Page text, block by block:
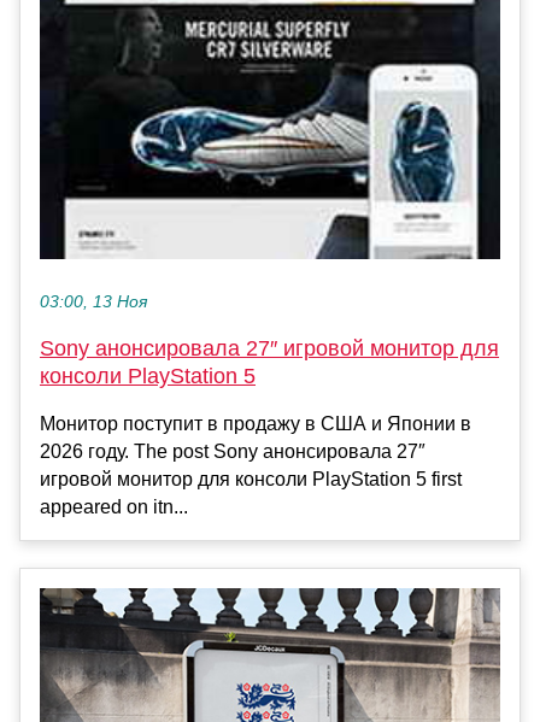
03:00, 13 Ноя
Sony анонсировала 27″ игровой монитор для
консоли PlayStation 5
Монитор поступит в продажу в США и Японии в
2026 году. The post Sony анонсировала 27″
игровой монитор для консоли PlayStation 5 first
appeared on itn...